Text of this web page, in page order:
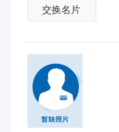
交换名片